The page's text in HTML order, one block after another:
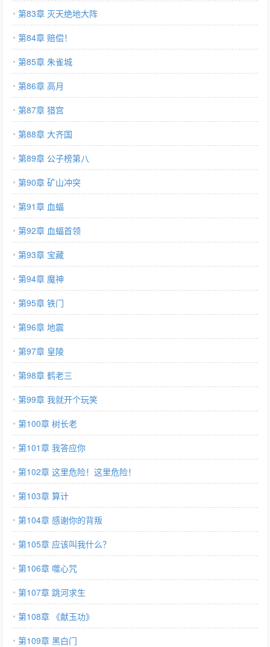
第83章 灭天绝地大阵
第84章 赔偿！
第85章 朱雀城
第86章 高月
第87章 猎宫
第88章 大齐国
第89章 公子榜第八
第90章 矿山冲突
第91章 血蝠
第92章 血蝠首领
第93章 宝藏
第94章 魔神
第95章 铁门
第96章 地震
第97章 皇陵
第98章 鹤老三
第99章 我就开个玩笑
第100章 树长老
第101章 我答应你
第102章 这里危险！这里危险！
第103章 算计
第104章 感谢你的背叛
第105章 应该叫我什么？
第106章 噬心咒
第107章 跳河求生
第108章 《献玉功》
第109章 黑白门